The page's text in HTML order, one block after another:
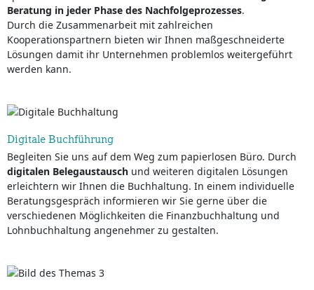
Beratung in jeder Phase des Nachfolgeprozesses.
Durch die Zusammenarbeit mit zahlreichen
Kooperationspartnern bieten wir Ihnen maßgeschneiderte
Lösungen damit ihr Unternehmen problemlos weitergeführt
werden kann.
Digitale Buchführung
Begleiten Sie uns auf dem Weg zum papierlosen Büro. Durch
digitalen Belegaustausch und weiteren digitalen Lösungen
erleichtern wir Ihnen die Buchhaltung. In einem individuelle
Beratungsgespräch informieren wir Sie gerne über die
verschiedenen Möglichkeiten die Finanzbuchhaltung und
Lohnbuchhaltung angenehmer zu gestalten.